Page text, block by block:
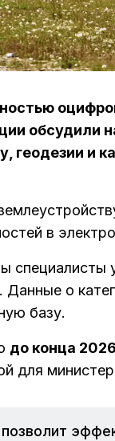
обсудили
геодезии и
в
специалисты
о
базу.
до конца
для